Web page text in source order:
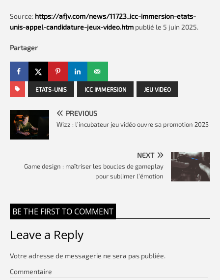
Source: https://afjv.com/news/11723_icc-immersion-etats-
unis-appel-candidature-jeux-video.htm publié le 5 juin 2025.
Partager
ETATS-UNIS ICC IMMERSION JEU VIDEO
PREVIOUS
Wizz : l’incubateur jeu vidéo ouvre sa promotion 2025
NEXT
Game design : maîtriser les boucles de gameplay
pour sublimer l’émotion
BE THE FIRST TO COMMENT
Leave a Reply
Votre adresse de messagerie ne sera pas publiée.
Commentaire